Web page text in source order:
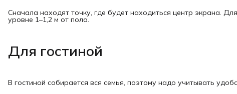
Сначала находят точку, где будет находиться центр экрана.
уровне 1–1,2 м от пола.
Для гостиной
В гостиной собирается вся семья, поэтому надо учитывать